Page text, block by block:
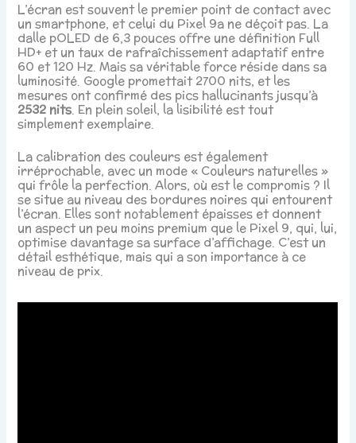
L’écran est souvent le premier point de contact avec
un smartphone, et celui du Pixel 9a ne déçoit pas. La
dalle pOLED de 6,3 pouces offre une définition Full
HD+ et un taux de rafraîchissement adaptatif entre
60 et 120 Hz. Mais sa véritable force réside dans sa
luminosité. Google promettait 2700 nits, et les
mesures ont confirmé des pics hallucinants jusqu’à
2532 nits. En plein soleil, la lisibilité est tout
simplement exemplaire.
La calibration des couleurs est également
irréprochable, avec un mode « Couleurs naturelles »
qui frôle la perfection. Alors, où est le compromis ? Il
se situe au niveau des bordures noires qui entourent
l’écran. Elles sont notablement épaisses et donnent
un aspect un peu moins premium que le Pixel 9, qui, lui,
optimise davantage sa surface d’affichage. C’est un
détail esthétique, mais qui a son importance à ce
niveau de prix.